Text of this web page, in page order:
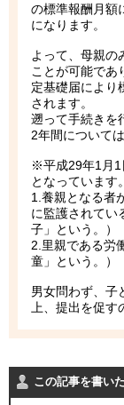
の標準報酬月額
になります。
よって、母親の
ことが可能であ
定基礎届により
されます。
遡って手続きを
2年間について
※平成29年1月1
となっています。
1.養親となる者
に監護されてい
子」という。）
2.里親である労
童」という。）
男女問わず、子
上、提出を促す
この記事を書い